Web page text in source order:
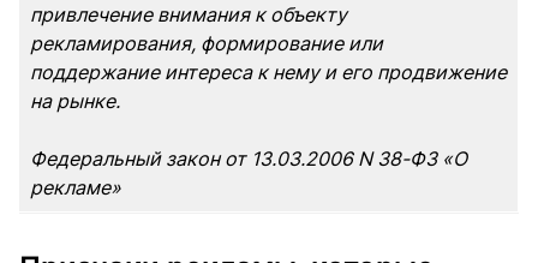
привлечение внимания к объекту
рекламирования, формирование или
поддержание интереса к нему и его продвижение
на рынке.
Федеральный закон от 13.03.2006 N 38-ФЗ «О
рекламе»